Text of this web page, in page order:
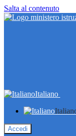
Salta al contenuto
Italiano
Accedi